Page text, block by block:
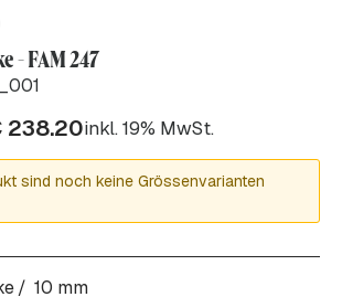
- FAM 247
238.20inkl. 19% MwSt.
sind noch keine Grössenvarianten
10 mm